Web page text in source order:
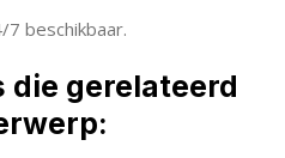
beschikbaar.
die gerelateerd